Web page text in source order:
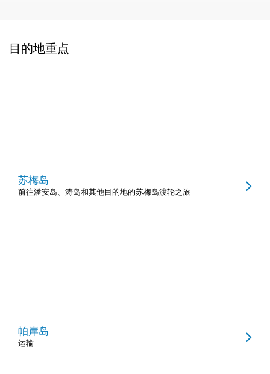
目的地重点
苏梅岛
前往潘安岛、涛岛和其他目的地的苏梅岛渡轮之旅
帕岸岛
运输